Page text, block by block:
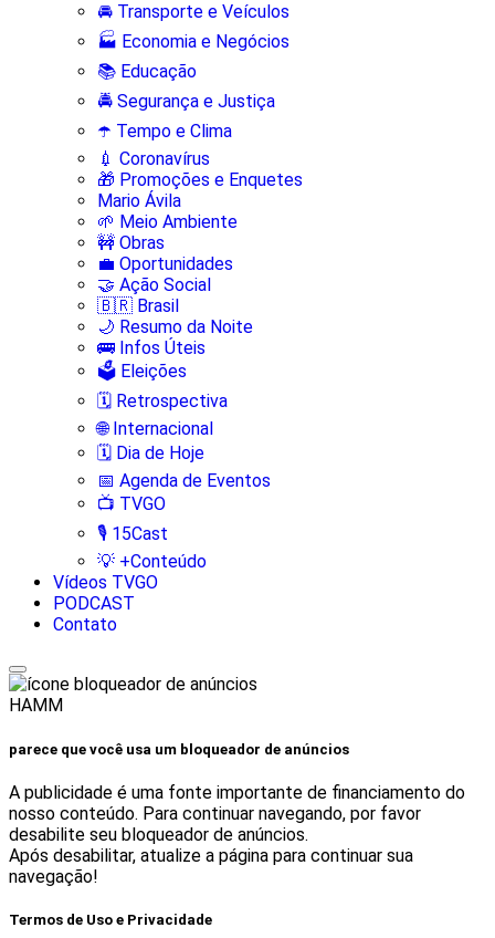
🚘 Transporte e Veículos
🏭 Economia e Negócios
📚 Educação
🚔 Segurança e Justiça
☂️ Tempo e Clima
💉 Coronavírus
🎁 Promoções e Enquetes
Mario Ávila
🌱 Meio Ambiente
🚧 Obras
💼 Oportunidades
🤝 Ação Social
🇧🇷 Brasil
🌙 Resumo da Noite
🚌 Infos Úteis
🗳️ Eleições
🗓️ Retrospectiva
🌐 Internacional
🗓️ Dia de Hoje
📅 Agenda de Eventos
📺 TVGO
🎙️ 15Cast
💡 +Conteúdo
Vídeos TVGO
PODCAST
Contato
HAMM
parece que você usa um bloqueador de anúncios
A publicidade é uma fonte importante de financiamento do
nosso conteúdo. Para continuar navegando, por favor
desabilite seu bloqueador de anúncios.
Após desabilitar, atualize a página para continuar sua
navegação!
Termos de Uso e Privacidade